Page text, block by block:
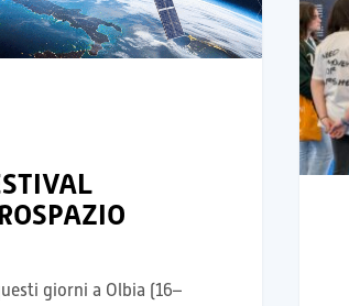
giorni a Olbia (16–